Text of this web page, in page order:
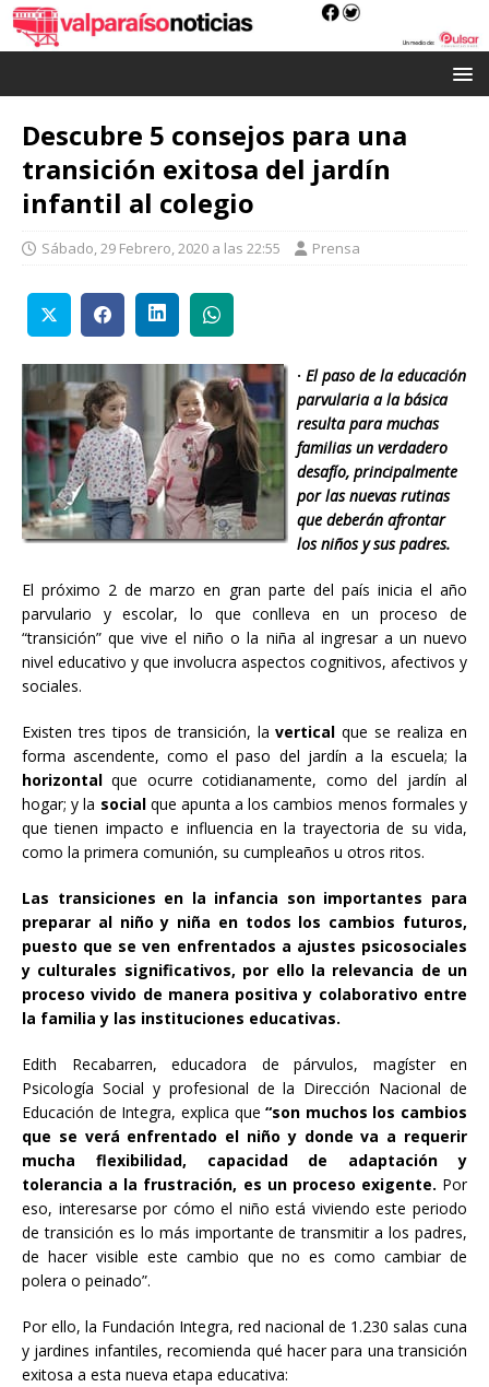
Descubre 5 consejos para una
transición exitosa del jardín
infantil al colegio
Sábado, 29 Febrero, 2020 a las 22:55 Prensa
· El paso de la educación
parvularia a la básica
resulta para muchas
familias un verdadero
desafío, principalmente
por las nuevas rutinas
que deberán afrontar
los niños y sus padres.
El próximo 2 de marzo en gran parte del país inicia el año
parvulario y escolar, lo que conlleva en un proceso de
“transición” que vive el niño o la niña al ingresar a un nuevo
nivel educativo y que involucra aspectos cognitivos, afectivos y
sociales.
Existen tres tipos de transición, laverticalque se realiza en
forma ascendente, como el paso del jardín a la escuela; la
horizontalque ocurre cotidianamente, como del jardín al
hogar; y la socialque apunta a los cambios menos formales y
que tienen impacto e influencia en la trayectoria de su vida,
como la primera comunión, su cumpleaños u otros ritos.
Las transiciones en la infancia son importantes para
preparar al niño y niña en todos los cambios futuros,
puesto que se ven enfrentados a ajustes psicosociales
y culturales significativos, por ello la relevancia de un
proceso vivido de manera positiva y colaborativo entre
la familia y las instituciones educativas.
Edith Recabarren, educadora de párvulos, magíster en
Psicología Social y profesional de la Dirección Nacional de
Educación de Integra, explica que“son muchos los cambios
que se verá enfrentado el niño y donde va a requerir
mucha flexibilidad, capacidad de adaptación y
tolerancia a la frustración, es un proceso exigente. Por
eso, interesarse por cómo el niño está viviendo este periodo
de transición es lo más importante de transmitir a los padres,
de hacer visible este cambio que no es como cambiar de
polera o peinado”.
Por ello, la Fundación Integra, red nacional de 1.230 salas cuna
y jardines infantiles, recomienda qué hacer para una transición
exitosa a esta nueva etapa educativa: